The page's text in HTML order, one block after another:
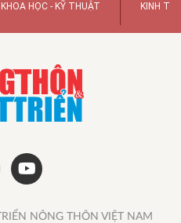
KHOA HỌC - KỸ THUẬT KINH TẾ
NÔNG THÔN VIỆT NAM